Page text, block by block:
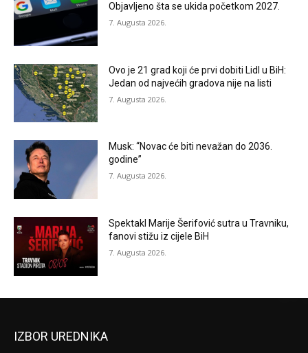
Objavljeno šta se ukida početkom 2027.
7. Augusta 2026.
Ovo je 21 grad koji će prvi dobiti Lidl u BiH:
Jedan od najvećih gradova nije na listi
7. Augusta 2026.
Musk: “Novac će biti nevažan do 2036.
godine”
7. Augusta 2026.
Spektakl Marije Šerifović sutra u Travniku,
fanovi stižu iz cijele BiH
7. Augusta 2026.
IZBOR UREDNIKA